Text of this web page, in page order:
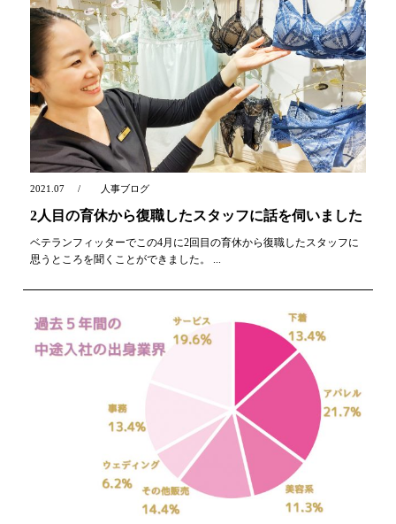
2021.07 人事ブログ
2人目の育休から復職したスタッフに話を伺いました
ベテランフィッターでこの4月に2回目の育休から復職したスタッフに
思うところを聞くことができました。 ...